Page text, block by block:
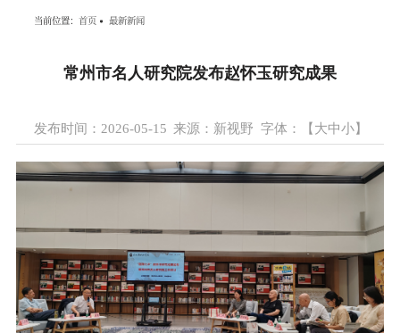
综合新闻
媒体理工
理工故事
图说校园
校报在线
融媒矩阵
学校主页 宣传部主页
当前位置： 首页 最新新闻
常州市名人研究院发布赵怀玉研究成果
发布时间：2026-05-15 来源：新视野 字体：【 大中小】